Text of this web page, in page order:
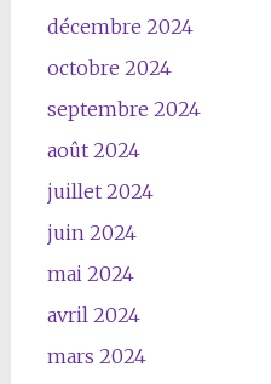
décembre 2024
octobre 2024
septembre 2024
août 2024
juillet 2024
juin 2024
mai 2024
avril 2024
mars 2024